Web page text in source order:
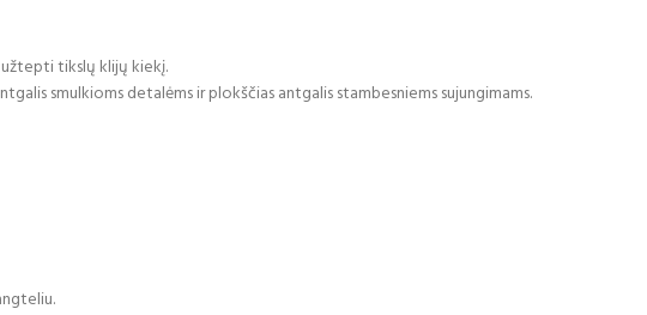
tikslų klijų kiekį.
smulkioms detalėms ir plokščias antgalis stambesniems sujungimams.